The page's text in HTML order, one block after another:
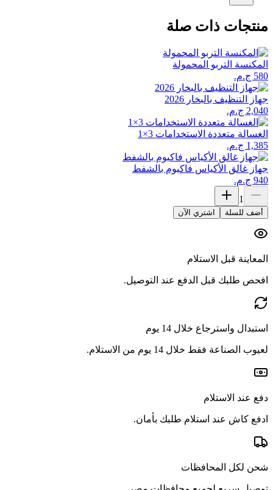
منتجات ذات صلة
المكنسة التربو المحمولة
جهاز التنظيف بالبخار 2026
الغسالة متعددة الاستخدامات 3×1
جهاز غالق الأكياس فاكيوم بالشفط
1
أضف للسلة اشتري الآن
المعاينة قبل الاستلام
افحص طلبك قبل الدفع عند التوصيل.
استبدال واسترجاع خلال 14 يوم
لعيوب الصناعة فقط خلال 14 يوم من الاستلام.
دفع عند الاستلام
ادفع كاش عند استلام طلبك بأمان.
شحن لكل المحافظات